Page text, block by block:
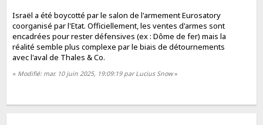
Israël a été boycotté par le salon de l'armement Eurosatory
coorganisé par l'Etat. Officiellement, les ventes d'armes sont
encadrées pour rester défensives (ex : Dôme de fer) mais la
réalité semble plus complexe par le biais de détournements
avec l'aval de Thales & Co.
« Modifié: mar. 10 juin 2025, 19:09:19 par Lucius Snow»